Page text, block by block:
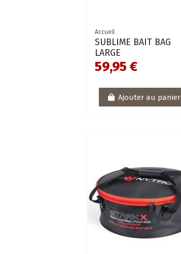
Accueil
SUBLIME BAIT BAG
LARGE
59,95 €
Ajouter au panier